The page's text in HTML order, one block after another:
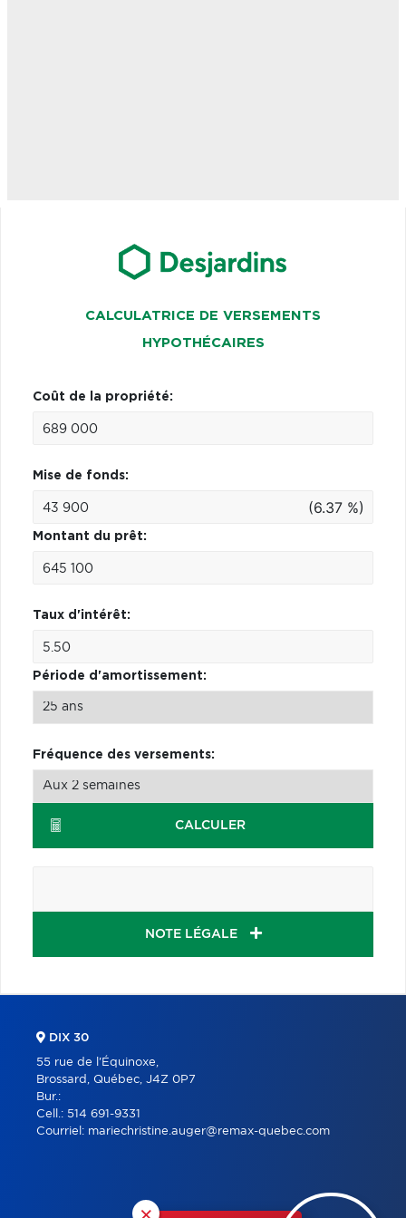
CALCULATRICE DE VERSEMENTS
HYPOTHÉCAIRES
Coût de la propriété:
Mise de fonds:
(6.37 %)
Montant du prêt:
Taux d'intérêt:
Période d'amortissement:
Fréquence des versements:
CALCULER
NOTE LÉGALE
DIX 30
55 rue de l'Équinoxe,
Brossard, Québec, J4Z 0P7
Bur.:
Cell.: 514 691-9331
Courriel: mariechristine.auger@remax-quebec.com